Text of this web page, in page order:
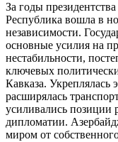
За годы
Республика вошла в
независимости.
основные усилия на
нестабильности,
ключевых
Кавказа. Укреплялась
расширялась
усиливались позиции
дипломатии.
миром от